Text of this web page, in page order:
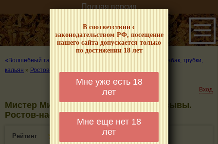
В соответствии с
законодательством РФ, посещение
нашего сайта допускается только
по достижении 18 лет
Мне уже есть 18
лет
Мне еще нет 18
лет
Полная версия
«Волшебный табачок» – о табаке и курении
Где купить табак, трубки,
кальян » Ростов-на-Дону
Вход
Мистер Митгаард - информация и отзывы.
Ростов-на-Дону
Рейтинг
2.9(1)